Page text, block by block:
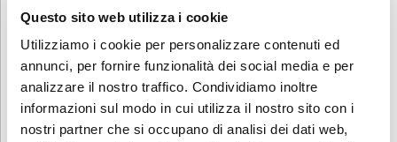
Questo sito web utilizza i cookie
Utilizziamo i cookie per personalizzare contenuti ed
annunci, per fornire funzionalità dei social media e per
analizzare il nostro traffico. Condividiamo inoltre
informazioni sul modo in cui utilizza il nostro sito con i
nostri partner che si occupano di analisi dei dati web,
allo 0353 693736 o con una mail aformazione.bergamo@abf.eu
Scarica e condividi la locandina!